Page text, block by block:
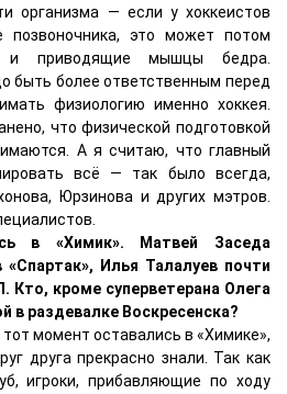
организма — если у хоккеистов
позвоночника, это может потом
и приводящие мышцы бедра.
быть более ответственным перед
физиологию именно хоккея.
что физической подготовкой
А я считаю, что главный
всё — так было всегда,
Юрзинова и других мэтров.
в «Химик». Матвей Заседа
Илья Талалуев почти
Кто, кроме суперветерана Олега
в раздевалке Воскресенска?
момент оставались в «Химике»,
друга прекрасно знали. Так как
игроки, прибавляющие по ходу